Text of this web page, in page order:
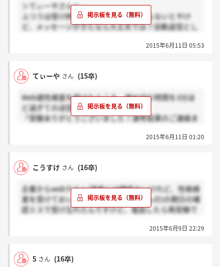
＞てぃーやさんへ
ふつうは受け終わるまでが期限内にならないとやけ
ど、メッセージがきたなら大丈夫では？自動返信とし
ひとよりディスアドバンテージがあることは心に止め
2015年6月11日 05:53
てぃーや さん (15卒)
Web適性検査を受けたところ、締め切り時間を3分ほ
ど過ぎての送信となってしまいました。
「受験ありがとうございました！選考結果のご連絡ま
に出てはいるのですが、この場合エントリーに支障は
_＜)
2015年6月11日 01:20
こうすけ さん (16卒)
企業からwebテスト(選考には関係ないけれど、性格検
査を受けておいてくださいと言われたもの)の期日の確
認ミスで受け忘れたんですけど、電話したら再受験で
2015年6月9日 22:29
5 さん (16卒)